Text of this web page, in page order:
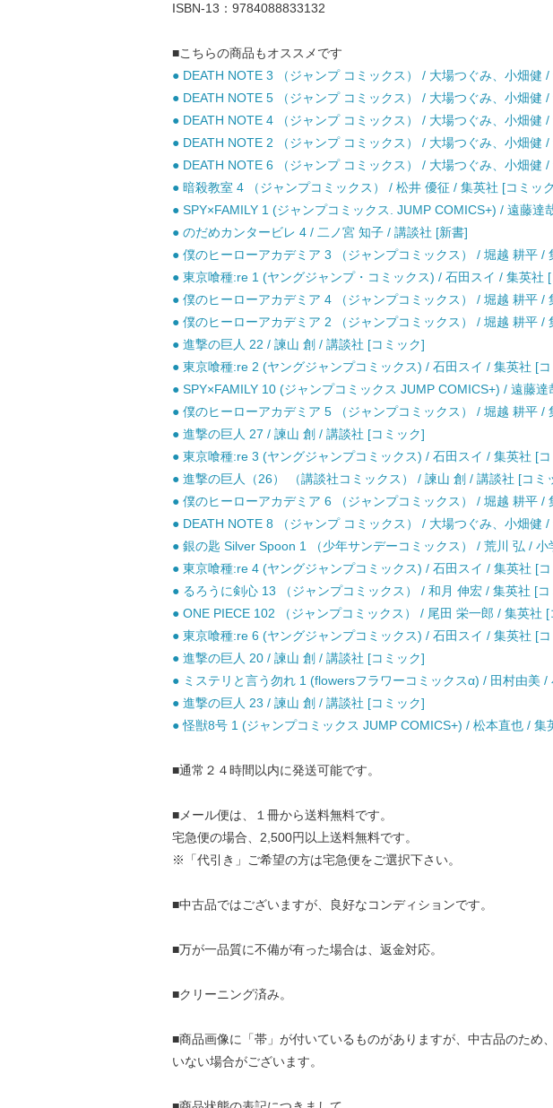
ISBN-13：9784088833132
■こちらの商品もオススメです
● DEATH NOTE 3 （ジャンプ コミックス） / 大場つぐみ、小畑健
● DEATH NOTE 5 （ジャンプ コミックス） / 大場つぐみ、小畑健
● DEATH NOTE 4 （ジャンプ コミックス） / 大場つぐみ、小畑健
● DEATH NOTE 2 （ジャンプ コミックス） / 大場つぐみ、小畑健
● DEATH NOTE 6 （ジャンプ コミックス） / 大場つぐみ、小畑健
● 暗殺教室 4 （ジャンプコミックス） / 松井 優征 / 集英社 [コミッ
● SPY×FAMILY 1 (ジャンプコミックス. JUMP COMICS+) / 遠藤達
● のだめカンタービレ 4 / 二ノ宮 知子 / 講談社 [新書]
● 僕のヒーローアカデミア 3 （ジャンプコミックス） / 堀越 耕平 /
● 東京喰種:re 1 (ヤングジャンプ・コミックス) / 石田スイ / 集英社
● 僕のヒーローアカデミア 4 （ジャンプコミックス） / 堀越 耕平 /
● 僕のヒーローアカデミア 2 （ジャンプコミックス） / 堀越 耕平 /
● 進撃の巨人 22 / 諫山 創 / 講談社 [コミック]
● 東京喰種:re 2 (ヤングジャンプコミックス) / 石田スイ / 集英社 [
● SPY×FAMILY 10 (ジャンプコミックス JUMP COMICS+) / 遠藤
● 僕のヒーローアカデミア 5 （ジャンプコミックス） / 堀越 耕平 /
● 進撃の巨人 27 / 諫山 創 / 講談社 [コミック]
● 東京喰種:re 3 (ヤングジャンプコミックス) / 石田スイ / 集英社 [
● 進撃の巨人（26） （講談社コミックス） / 諫山 創 / 講談社 [コミ
● 僕のヒーローアカデミア 6 （ジャンプコミックス） / 堀越 耕平 /
● DEATH NOTE 8 （ジャンプ コミックス） / 大場つぐみ、小畑健
● 銀の匙 Silver Spoon 1 （少年サンデーコミックス） / 荒川 弘 / 小
● 東京喰種:re 4 (ヤングジャンプコミックス) / 石田スイ / 集英社 [
● るろうに剣心 13 （ジャンプコミックス） / 和月 伸宏 / 集英社 [コ
● ONE PIECE 102 （ジャンプコミックス） / 尾田 栄一郎 / 集英社 [
● 東京喰種:re 6 (ヤングジャンプコミックス) / 石田スイ / 集英社 [
● 進撃の巨人 20 / 諫山 創 / 講談社 [コミック]
● ミステリと言う勿れ 1 (flowersフラワーコミックスα) / 田村由美 /
● 進撃の巨人 23 / 諫山 創 / 講談社 [コミック]
● 怪獣8号 1 (ジャンプコミックス JUMP COMICS+) / 松本直也 / 集
■通常２４時間以内に発送可能です。
■メール便は、１冊から送料無料です。
宅急便の場合、2,500円以上送料無料です。
※「代引き」ご希望の方は宅急便をご選択下さい。
■中古品ではございますが、良好なコンディションです。
■万が一品質に不備が有った場合は、返金対応。
■クリーニング済み。
■商品画像に「帯」が付いているものがありますが、中古品のため
いない場合がございます。